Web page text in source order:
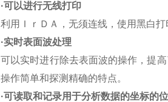
·可以进行无线打印
利用ＩｒＤＡ，无须连线，使用黑白
·实时表面波处理
可以实时进行除去表面波的操作，提
操作简单和探测精确的特点。
·可读取和记录用于分析数据的坐标的